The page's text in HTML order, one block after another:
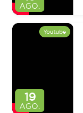
AGO.
19
AGO.
Youtube